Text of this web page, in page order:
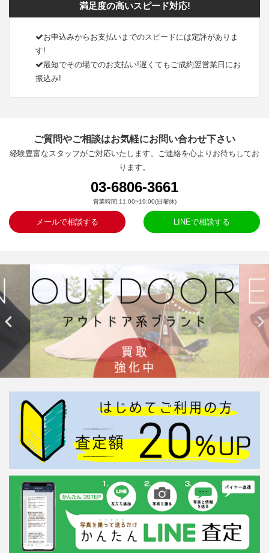
満足度の高いスピード対応!
お申込みからお支払いまでのスピードには定評がありま
す!
最短でその場でのお支払い!遅くてもご成約翌営業日にお
振込み!
ご質問やご相談はお気軽にお問い合わせ下さい
経験豊富なスタッフがご対応いたします。ご連絡を心よりお待ちしてお
ります。
03-6806-3661
営業時間:11:00~19:00(日曜休)
メールで相談する LINEで相談する
 